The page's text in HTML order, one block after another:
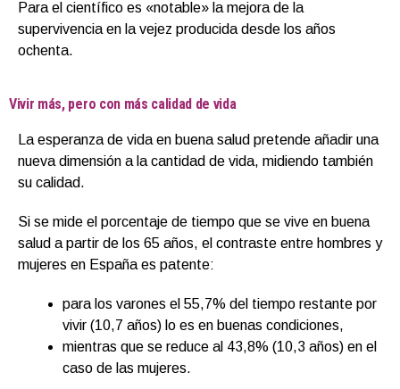
Para el científico es «notable» la mejora de la
supervivencia en la vejez producida desde los años
ochenta.
Vivir más, pero con más calidad de vida
La esperanza de vida en buena salud pretende añadir una
nueva dimensión a la cantidad de vida, midiendo también
su calidad.
Si se mide el porcentaje de tiempo que se vive en buena
salud a partir de los 65 años, el contraste entre hombres y
mujeres en España es patente:
para los varones el 55,7% del tiempo restante por
vivir (10,7 años) lo es en buenas condiciones,
mientras que se reduce al 43,8% (10,3 años) en el
caso de las mujeres.